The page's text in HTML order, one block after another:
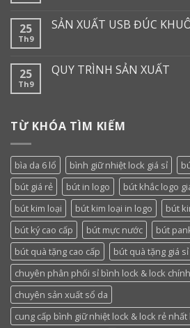
25
Th9
SẢN XUẤT USB ĐÚC
25
Th9
QUY TRÌNH SẢN XUẤT
TỪ KHÓA TÌM KIẾM
bìa da 6 lổ bình giữ nhiệt lock giá sỉ
bút giá rẻ
bút in logo bút khắc logo
bút kim loại
bút kim loại in logo bút
bút ký cao cấp
bút mực nước bút
bút quà tặng cao cấp
bút quà tặng giá sỉ
chuyên phân phối sỉ bình lock & lock
chuyên sản xuất sổ da
cung cấp bình giữ nhiệt lock & lock rẻ nhất